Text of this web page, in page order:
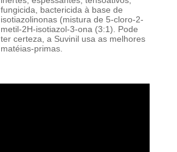
fungicida, bactericida à base de
isotiazolinonas (mistura de 5-cloro-2-
metil-2H-isotiazol-3-ona (3:1). Pode
ter certeza, a Suvinil usa as melhores
matéias-primas.